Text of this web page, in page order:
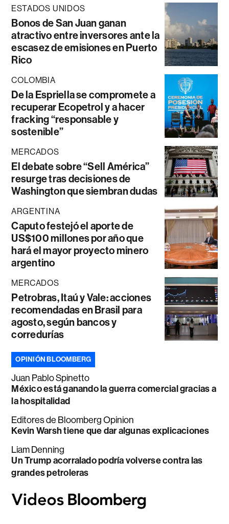
ESTADOS UNIDOS
Bonos de San Juan ganan
atractivo entre inversores ante la
escasez de emisiones en Puerto
Rico
COLOMBIA
De la Espriella se compromete a
recuperar Ecopetrol y a hacer
fracking “responsable y
sostenible”
MERCADOS
El debate sobre “Sell América”
resurge tras decisiones de
Washington que siembran dudas
ARGENTINA
Caputo festejó el aporte de
US$100 millones por año que
hará el mayor proyecto minero
argentino
MERCADOS
Petrobras, Itaú y Vale: acciones
recomendadas en Brasil para
agosto, según bancos y
corredurías
OPINIÓN BLOOMBERG
Juan Pablo Spinetto
México está ganando la guerra comercial gracias a
la hospitalidad
Editores de Bloomberg Opinion
Kevin Warsh tiene que dar algunas explicaciones
Liam Denning
Un Trump acorralado podría volverse contra las
grandes petroleras